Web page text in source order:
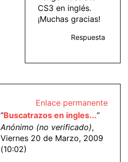
CS3 en inglés.
¡Muchas gracias!
Respuesta
Enlace permanente
“Buscatrazos en ingles...”
Anónimo (no verificado),
Viernes 20 de Marzo, 2009
(10:02)